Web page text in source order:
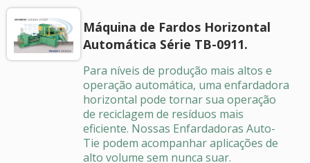
Máquina de Fardos Horizontal
Automática Série TB-0911.
Para níveis de produção mais altos e
operação automática, uma enfardadora
horizontal pode tornar sua operação
de reciclagem de resíduos mais
eficiente. Nossas Enfardadoras Auto-
Tie podem acompanhar aplicações de
alto volume sem nunca suar.